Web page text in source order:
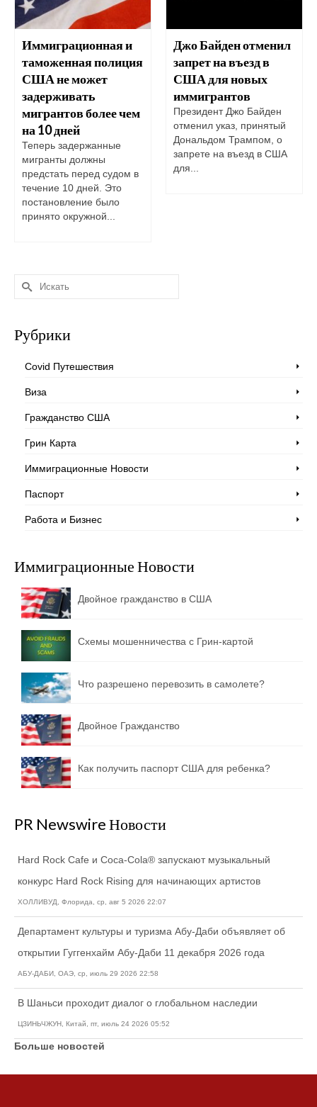
Иммиграционная и
таможенная полиция
США не может
задерживать
мигрантов более чем
на 10 дней
Теперь задержанные
мигранты должны
предстать перед судом в
течение 10 дней. Это
постановление было
принято окружной...
Джо Байден отменил
запрет на въезд в
США для новых
иммигрантов
Президент Джо Байден
отменил указ, принятый
Дональдом Трампом, о
запрете на въезд в США
для...
Искать:
Рубрики
Covid Путешествия
Виза
Гражданство США
Грин Карта
Иммиграционные Новости
Паспорт
Работа и Бизнес
Иммиграционные Новости
Двойное гражданство в США
Схемы мошенничества с Грин-картой
Что разрешено перевозить в самолете?
Двойное Гражданство
Как получить паспорт США для ребенка?
PR Newswire Новости
Hard Rock Cafe и Coca-Cola® запускают музыкальный
конкурс Hard Rock Rising для начинающих артистов
ХОЛЛИВУД, Флорида, ср, авг 5 2026 22:07
Департамент культуры и туризма Абу-Даби объявляет об
открытии Гуггенхайм Абу-Даби 11 декабря 2026 года
АБУ-ДАБИ, ОАЭ, ср, июль 29 2026 22:58
В Шаньси проходит диалог о глобальном наследии
ЦЗИНЬЧЖУН, Китай, пт, июль 24 2026 05:52
Больше новостей